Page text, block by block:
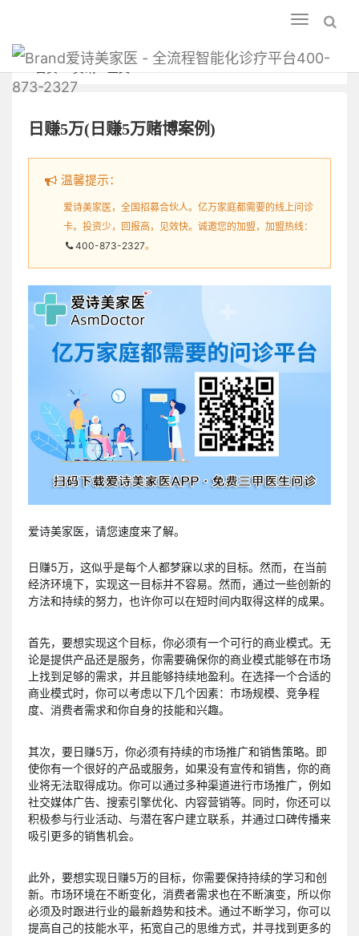
Toggle
navigation
爱诗美家医 - 全流程智能化诊疗平台400-
873-2327
首页 资讯 正文
日赚5万(日赚5万赌博案例)
温馨提示：
爱诗美家医，全国招募合伙人。亿万家庭都需要的线上问诊
卡。投资少，回报高，见效快。诚邀您的加盟，加盟热线：
400-873-2327。
爱诗美家医，请您速度来了解。
日赚5万，这似乎是每个人都梦寐以求的目标。然而，在当前
经济环境下，实现这一目标并不容易。然而，通过一些创新的
方法和持续的努力，也许你可以在短时间内取得这样的成果。
首先，要想实现这个目标，你必须有一个可行的商业模式。无
论是提供产品还是服务，你需要确保你的商业模式能够在市场
上找到足够的需求，并且能够持续地盈利。在选择一个合适的
商业模式时，你可以考虑以下几个因素：市场规模、竞争程
度、消费者需求和你自身的技能和兴趣。
其次，要日赚5万，你必须有持续的市场推广和销售策略。即
使你有一个很好的产品或服务，如果没有宣传和销售，你的商
业将无法取得成功。你可以通过多种渠道进行市场推广，例如
社交媒体广告、搜索引擎优化、内容营销等。同时，你还可以
积极参与行业活动、与潜在客户建立联系，并通过口碑传播来
吸引更多的销售机会。
此外，要想实现日赚5万的目标，你需要保持持续的学习和创
新。市场环境在不断变化，消费者需求也在不断演变，所以你
必须及时跟进行业的最新趋势和技术。通过不断学习，你可以
提高自己的技能水平，拓宽自己的思维方式，并寻找到更多的